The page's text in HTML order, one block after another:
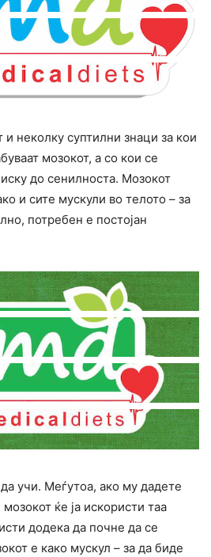
и неколку сyптилни знаци за кои
мозокот, а со кои се
до сенилноста. Мозокот
и сите мускули во телото – за
потребен е постојан
учи. Меѓутоа, ако му дадете
ќе ја искористи таа
додека да почне да се
е како муcкул – за да биде